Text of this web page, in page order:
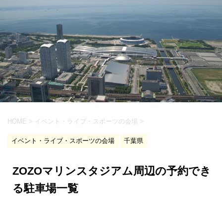
HOME > イベント・ライブ・スポーツの会場 >
イベント・ライブ・スポーツの会場 千葉県
ZOZOマリンスタジアム周辺の予約でき
る駐車場一覧